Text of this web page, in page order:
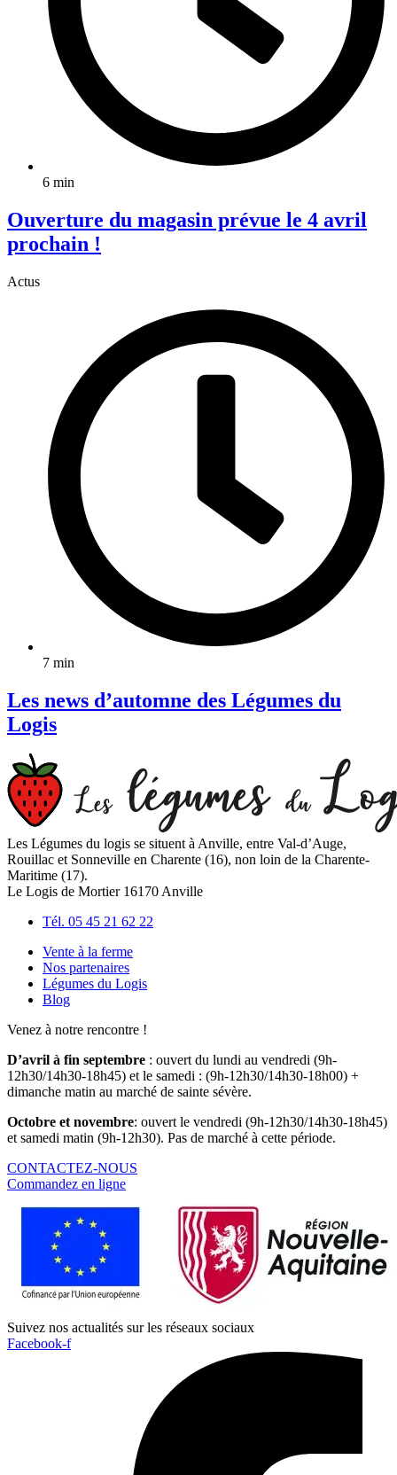
6 min
Ouverture du magasin prévue le 4 avril
prochain !
Actus
7 min
Les news d’automne des Légumes du
Logis
Les Légumes du logis se situent à Anville, entre Val-d’Auge,
Rouillac et Sonneville en Charente (16), non loin de la Charente-
Maritime (17).
Le Logis de Mortier 16170 Anville
Tél. 05 45 21 62 22
Vente à la ferme
Nos partenaires
Légumes du Logis
Blog
Venez à notre rencontre !
D’avril à fin septembre : ouvert du lundi au vendredi (9h-
12h30/14h30-18h45) et le samedi : (9h-12h30/14h30-18h00) +
dimanche matin au marché de sainte sévère.
Octobre et novembre: ouvert le vendredi (9h-12h30/14h30-18h45)
et samedi matin (9h-12h30). Pas de marché à cette période.
CONTACTEZ-NOUS
Commandez en ligne
Suivez nos actualités sur les réseaux sociaux
Facebook-f